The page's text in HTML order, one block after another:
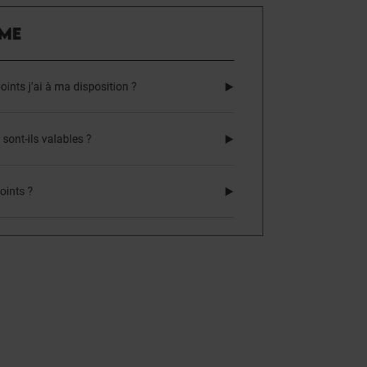
j’ai à ma disposition ?
ils valables ?
?